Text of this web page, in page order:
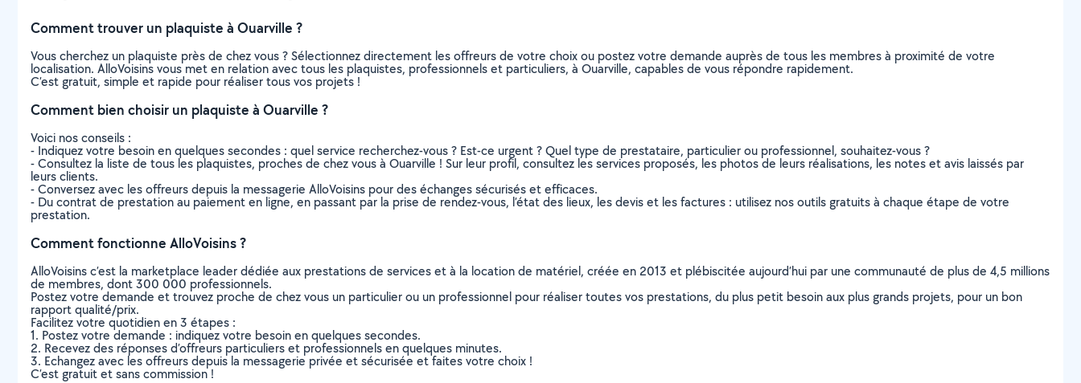
Comment trouver un plaquiste à Ouarville ?
Vous cherchez un plaquiste près de chez vous ? Sélectionnez directement les offreurs de votre choix ou postez votre demande auprès de tous les membres à proximité de votre
localisation. AlloVoisins vous met en relation avec tous les plaquistes, professionnels et particuliers, à Ouarville, capables de vous répondre rapidement.
C’est gratuit, simple et rapide pour réaliser tous vos projets !
Comment bien choisir un plaquiste à Ouarville ?
Voici nos conseils :
- Indiquez votre besoin en quelques secondes : quel service recherchez-vous ? Est-ce urgent ? Quel type de prestataire, particulier ou professionnel, souhaitez-vous ?
- Consultez la liste de tous les plaquistes, proches de chez vous à Ouarville ! Sur leur profil, consultez les services proposés, les photos de leurs réalisations, les notes et avis laissés par
leurs clients.
- Conversez avec les offreurs depuis la messagerie AlloVoisins pour des échanges sécurisés et efficaces.
- Du contrat de prestation au paiement en ligne, en passant par la prise de rendez-vous, l’état des lieux, les devis et les factures : utilisez nos outils gratuits à chaque étape de votre
prestation.
Comment fonctionne AlloVoisins ?
AlloVoisins c’est la marketplace leader dédiée aux prestations de services et à la location de matériel, créée en 2013 et plébiscitée aujourd’hui par une communauté de plus de 4,5 millions
de membres, dont 300 000 professionnels.
Postez votre demande et trouvez proche de chez vous un particulier ou un professionnel pour réaliser toutes vos prestations, du plus petit besoin aux plus grands projets, pour un bon
rapport qualité/prix.
Facilitez votre quotidien en 3 étapes :
1. Postez votre demande : indiquez votre besoin en quelques secondes.
2. Recevez des réponses d’offreurs particuliers et professionnels en quelques minutes.
3. Echangez avec les offreurs depuis la messagerie privée et sécurisée et faites votre choix !
C’est gratuit et sans commission !